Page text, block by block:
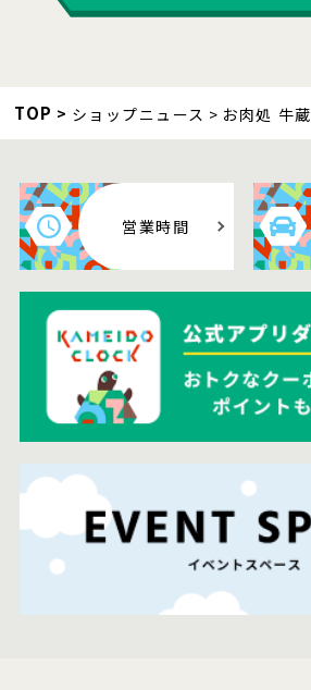
TOP ショップニュース お肉処 牛蔵
営業時間